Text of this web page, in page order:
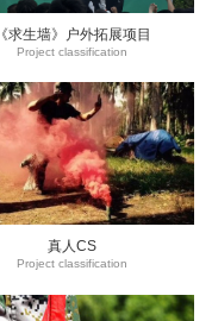
《求生墙》户外拓展项目
Project classification
真人CS
Project classification